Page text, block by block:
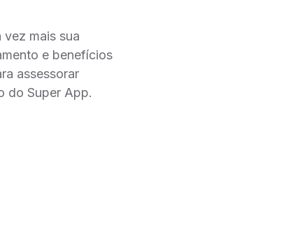
mais sua
e benefícios
assessorar
do Super App.